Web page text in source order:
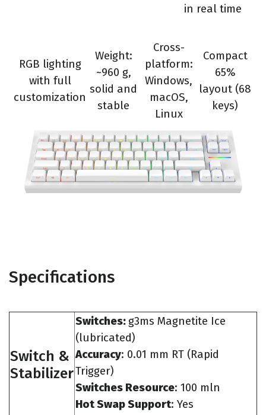
in real time
RGB lighting
with full
customization
Weight:
~960 g,
solid and
stable
Cross-
platform:
Windows,
macOS,
Linux
Compact
65%
layout (68
keys)
Specifications
Switch &
Stabilizer
Switches: g3ms Magnetite Ice
(lubricated)
Accuracy: 0.01 mm RT (Rapid
Trigger)
Switches Resource: 100 mln
Hot Swap Support: Yes